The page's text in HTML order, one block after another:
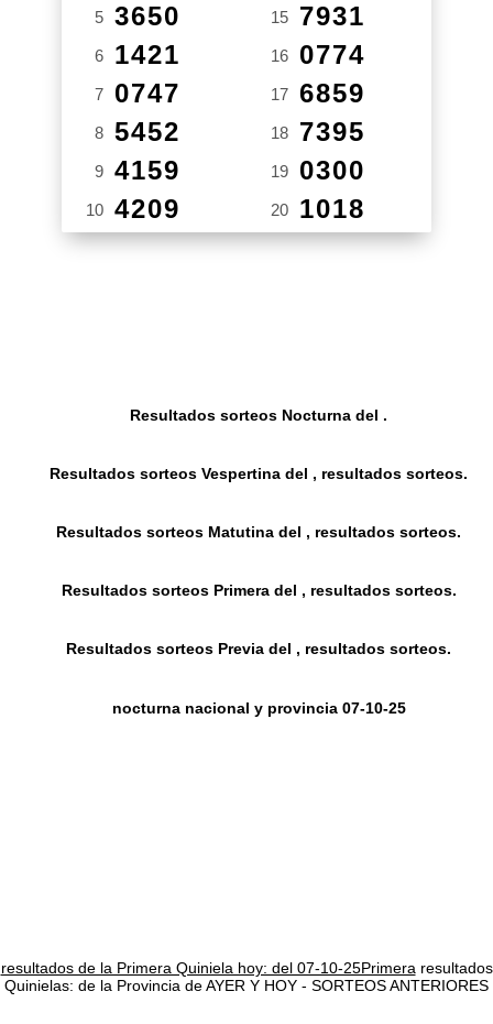
5 3650
6 1421
7 0747
8 5452
9 4159
10 4209
15 7931
16 0774
17 6859
18 7395
19 0300
20 1018
Resultados sorteos Nocturna del .
Resultados sorteos Vespertina del , resultados sorteos.
Resultados sorteos Matutina del , resultados sorteos.
Resultados sorteos Primera del , resultados sorteos.
Resultados sorteos Previa del , resultados sorteos.
nocturna nacional y provincia 07-10-25
resultados de la Primera Quiniela hoy: del 07-10-25Primera resultados
Quinielas: de la Provincia de AYER Y HOY - SORTEOS ANTERIORES